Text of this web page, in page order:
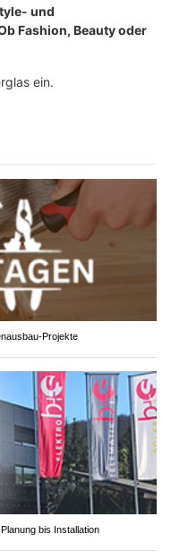
und
Fashion, Beauty oder
ein.
Projekte
bis Installation